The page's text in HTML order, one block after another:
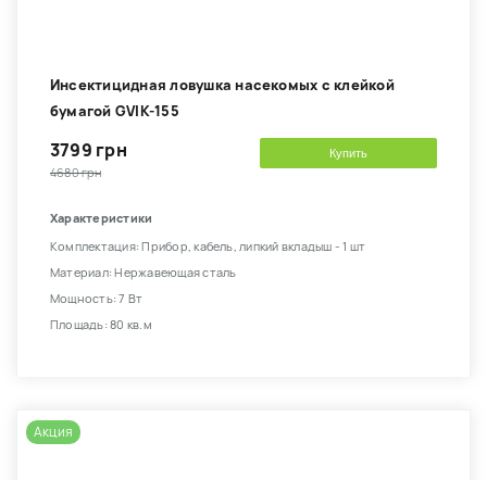
Инсектицидная ловушка насекомых с клейкой
бумагой GVIK-155
3799 грн
4680 грн
Купить
Характеристики
Комплектация: Прибор, кабель, липкий вкладыш - 1 шт
Материал: Нержавеющая сталь
Мощность: 7 Вт
Площадь: 80 кв.м
Акция